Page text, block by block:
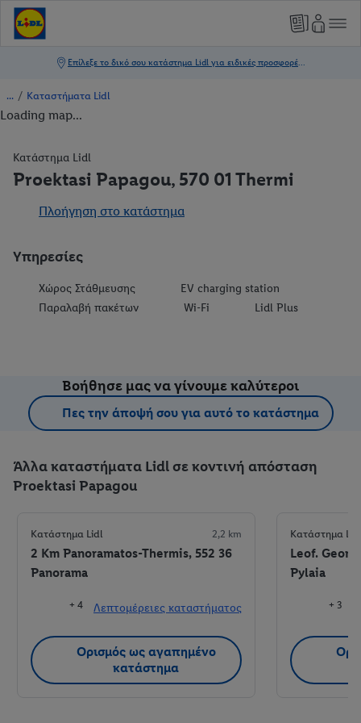
/ Καταστήματα Lidl
Loading map...
Κατάστημα Lidl
Proektasi Papagou, 570 01 Thermi
Πλοήγηση στο κατάστημα
Υπηρεσίες
Χώρος Στάθμευσης
EV charging station
Παραλαβή πακέτων
Wi-Fi Lidl Plus
Βοήθησε μας να γίνουμε καλύτεροι
Πες την άποψή σου για αυτό το κατάστημα
Άλλα καταστήματα Lidl σε κοντινή απόσταση
Proektasi Papagou
Κατάστημα Lidl 2,2 km
2 Km Panoramatos-Thermis, 552 36
Panorama
+ 4 Λεπτομέρειες καταστήματος
Ορισμός ως αγαπημένο
κατάστημα
Κατάστημα
Leof.
Pylaia
+ 3